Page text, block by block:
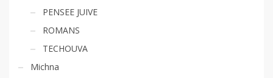
PENSEE JUIVE
ROMANS
TECHOUVA
Michna